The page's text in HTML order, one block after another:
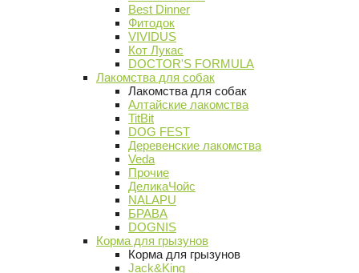
Best Dinner
Фитодок
VIVIDUS
Кот Лукас
DOCTOR'S FORMULA
Лакомства для собак
Лакомства для собак
Алтайские лакомства
TitBit
DOG FEST
Деревенские лакомства
Veda
Прочие
ДеликаЧойс
NALAPU
БРАВА
DOGNIS
Корма для грызунов
Корма для грызунов
Jack&King